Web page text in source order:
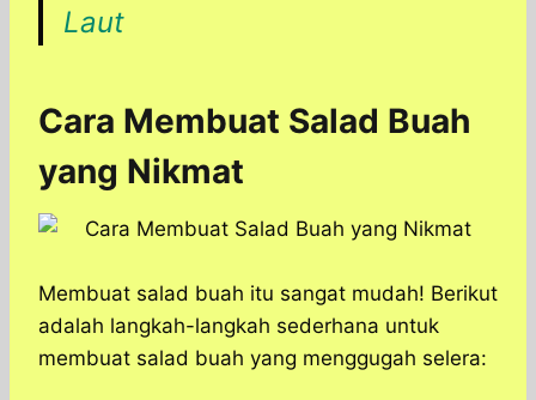
Laut
Cara Membuat Salad Buah
yang Nikmat
Membuat salad buah itu sangat mudah! Berikut
adalah langkah-langkah sederhana untuk
membuat salad buah yang menggugah selera: